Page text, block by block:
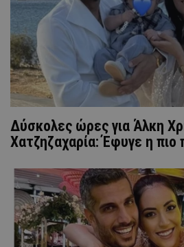
Δύσκολες ώρες για Άλκη
Χατζηζαχαρία: Έφυγε η πιο